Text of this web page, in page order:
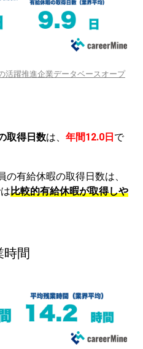
活躍推進企業データベースオープ
取得日数は、 年間12.0日で
有給休暇の取得日数は、
比較的有給休暇が取得しや
時間